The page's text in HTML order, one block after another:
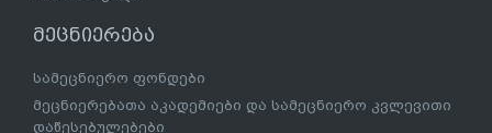
მეცნიერება
სამეცნიერო ფონდები
მეცნიერებათა აკადემიები და სამეცნიერო კვლევითი
დაწესებულებები